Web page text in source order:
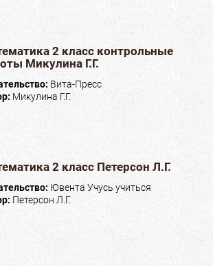
2 класс контрольные
Микулина Г.Г.
Вита-Пресс
Микулина Г.Г.
2 класс Петерсон Л.Г.
Ювента Учусь учиться
Петерсон Л.Г.